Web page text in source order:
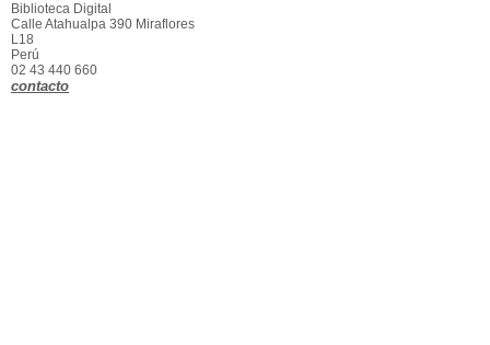
Biblioteca Digital
Calle Atahualpa 390 Miraflores
L18
Perú
02 43 440 660
contacto